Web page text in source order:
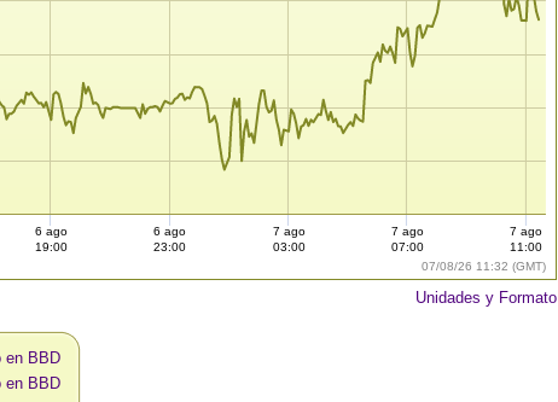
07/08/26 11:32 (GMT)
6 ago
19:00
6 ago
23:00
7 ago
03:00
7 ago
07:00
7 ago
11:00
Unidades y Formato
en BBD
en BBD